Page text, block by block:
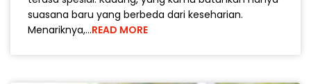
suasana baru yang berbeda dari keseharian.
Menariknya,…READ MORE